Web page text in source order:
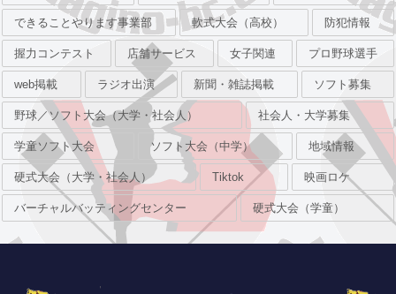
できることやります事業部 軟式大会（高校） 防犯情報
握力コンテスト 店舗サービス 女子関連 プロ野球選手
web掲載 ラジオ出演 新聞・雑誌掲載 ソフト募集
野球／ソフト大会（大学・社会人） 社会人・大学募集
学童ソフト大会 ソフト大会（中学） 地域情報
硬式大会（大学・社会人） Tiktok 映画ロケ
バーチャルバッティングセンター 硬式大会（学童）